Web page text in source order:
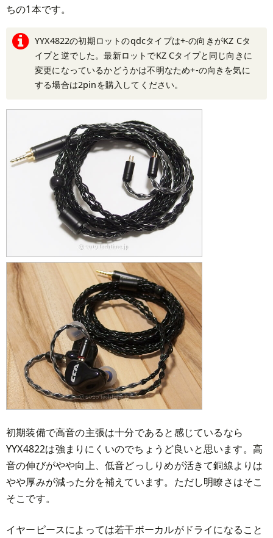
ちの1本です。
YYX4822の初期ロットのqdcタイプは+-の向きがKZ Cタ
イプと逆でした。最新ロットでKZ Cタイプと同じ向きに
変更になっているかどうかは不明なため+-の向きを気に
する場合は2pinを購入してください。
初期装備で高音の主張は十分であると感じているなら
YYX4822は強まりにくいのでちょうど良いと思います。高
音の伸びがやや向上、低音どっしりめが活きて銅線よりは
やや厚みが減った分を補えています。ただし明瞭さはそこ
そこです。
イヤーピースによっては若干ボーカルがドライになること